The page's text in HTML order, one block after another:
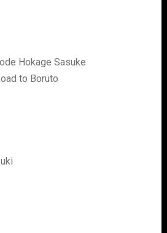
Hokage Sasuke
to Boruto